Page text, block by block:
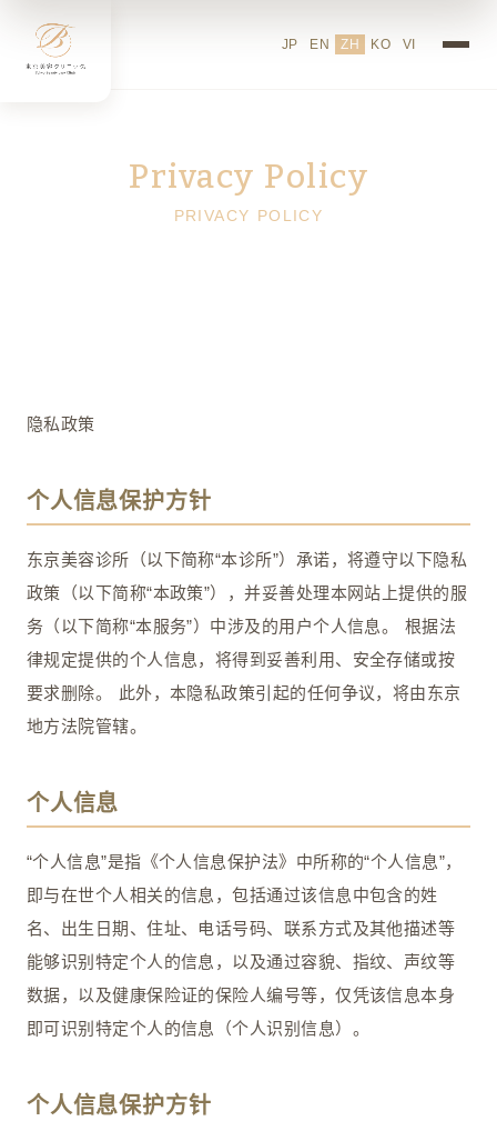
东京美容诊所的隐私政策
JP EN ZH KO VI
Privacy Policy
PRIVACY POLICY
隐私政策
个人信息保护方针
东京美容诊所（以下简称“本诊所”）承诺，将遵守以下隐私
政策（以下简称“本政策”），并妥善处理本网站上提供的服
务（以下简称“本服务”）中涉及的用户个人信息。 根据法
律规定提供的个人信息，将得到妥善利用、安全存储或按
要求删除。 此外，本隐私政策引起的任何争议，将由东京
地方法院管辖。
个人信息
“个人信息”是指《个人信息保护法》中所称的“个人信息”，
即与在世个人相关的信息，包括通过该信息中包含的姓
名、出生日期、住址、电话号码、联系方式及其他描述等
能够识别特定个人的信息，以及通过容貌、指纹、声纹等
数据，以及健康保险证的保险人编号等，仅凭该信息本身
即可识别特定个人的信息（个人识别信息）。
个人信息保护方针